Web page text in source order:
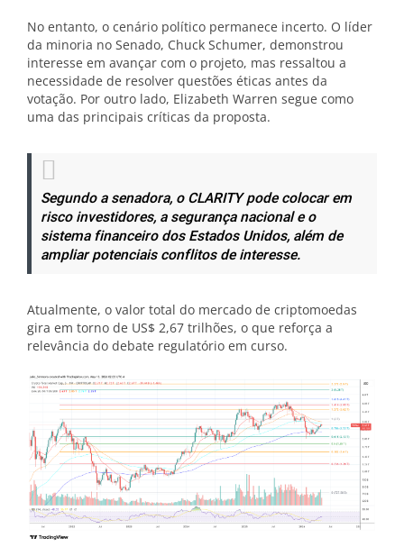
No entanto, o cenário político permanece incerto. O líder
da minoria no Senado, Chuck Schumer, demonstrou
interesse em avançar com o projeto, mas ressaltou a
necessidade de resolver questões éticas antes da
votação. Por outro lado, Elizabeth Warren segue como
uma das principais críticas da proposta.
Segundo a senadora, o CLARITY pode colocar em
risco investidores, a segurança nacional e o
sistema financeiro dos Estados Unidos, além de
ampliar potenciais conflitos de interesse.
Atualmente, o valor total do mercado de criptomoedas
gira em torno de US$ 2,67 trilhões, o que reforça a
relevância do debate regulatório em curso.